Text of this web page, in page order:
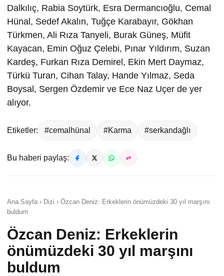
Dalkılıç, Rabia Soytürk, Esra Dermancıoğlu, Cemal
Hünal, Sedef Akalın, Tuğçe Karabayır, Gökhan
Türkmen, Ali Rıza Tanyeli, Burak Güneş, Müfit
Kayacan, Emin Oğuz Çelebi, Pınar Yıldırım, Suzan
Kardeş, Furkan Rıza Demirel, Ekin Mert Daymaz,
Türkü Turan, Cihan Talay, Hande Yılmaz, Seda
Boysal, Sergen Özdemir ve Ece Naz Uçer de yer
alıyor.
Etiketler: #cemalhünal #Karma #serkandağlı
Bu haberi paylaş:
Ana Sayfa › Dizi › Özcan Deniz: Erkeklerin önümüzdeki 30 yıl marşını
buldum
Özcan Deniz: Erkeklerin
önümüzdeki 30 yıl marşını
buldum